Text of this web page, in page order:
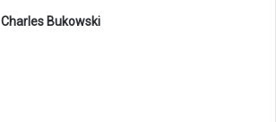
Charles Bukowski